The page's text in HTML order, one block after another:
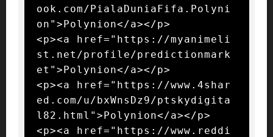
ook.com/PialaDuniaFifa.Polyni
on">Polynion</a></p>
<p><a href="https://myanimeli
st.net/profile/predictionmark
et">Polynion</a></p>
<p><a href="https://www.4shar
ed.com/u/bxWnsDz9/ptskydigita
l82.html">Polynion</a></p>
<p><a href="https://www.reddi